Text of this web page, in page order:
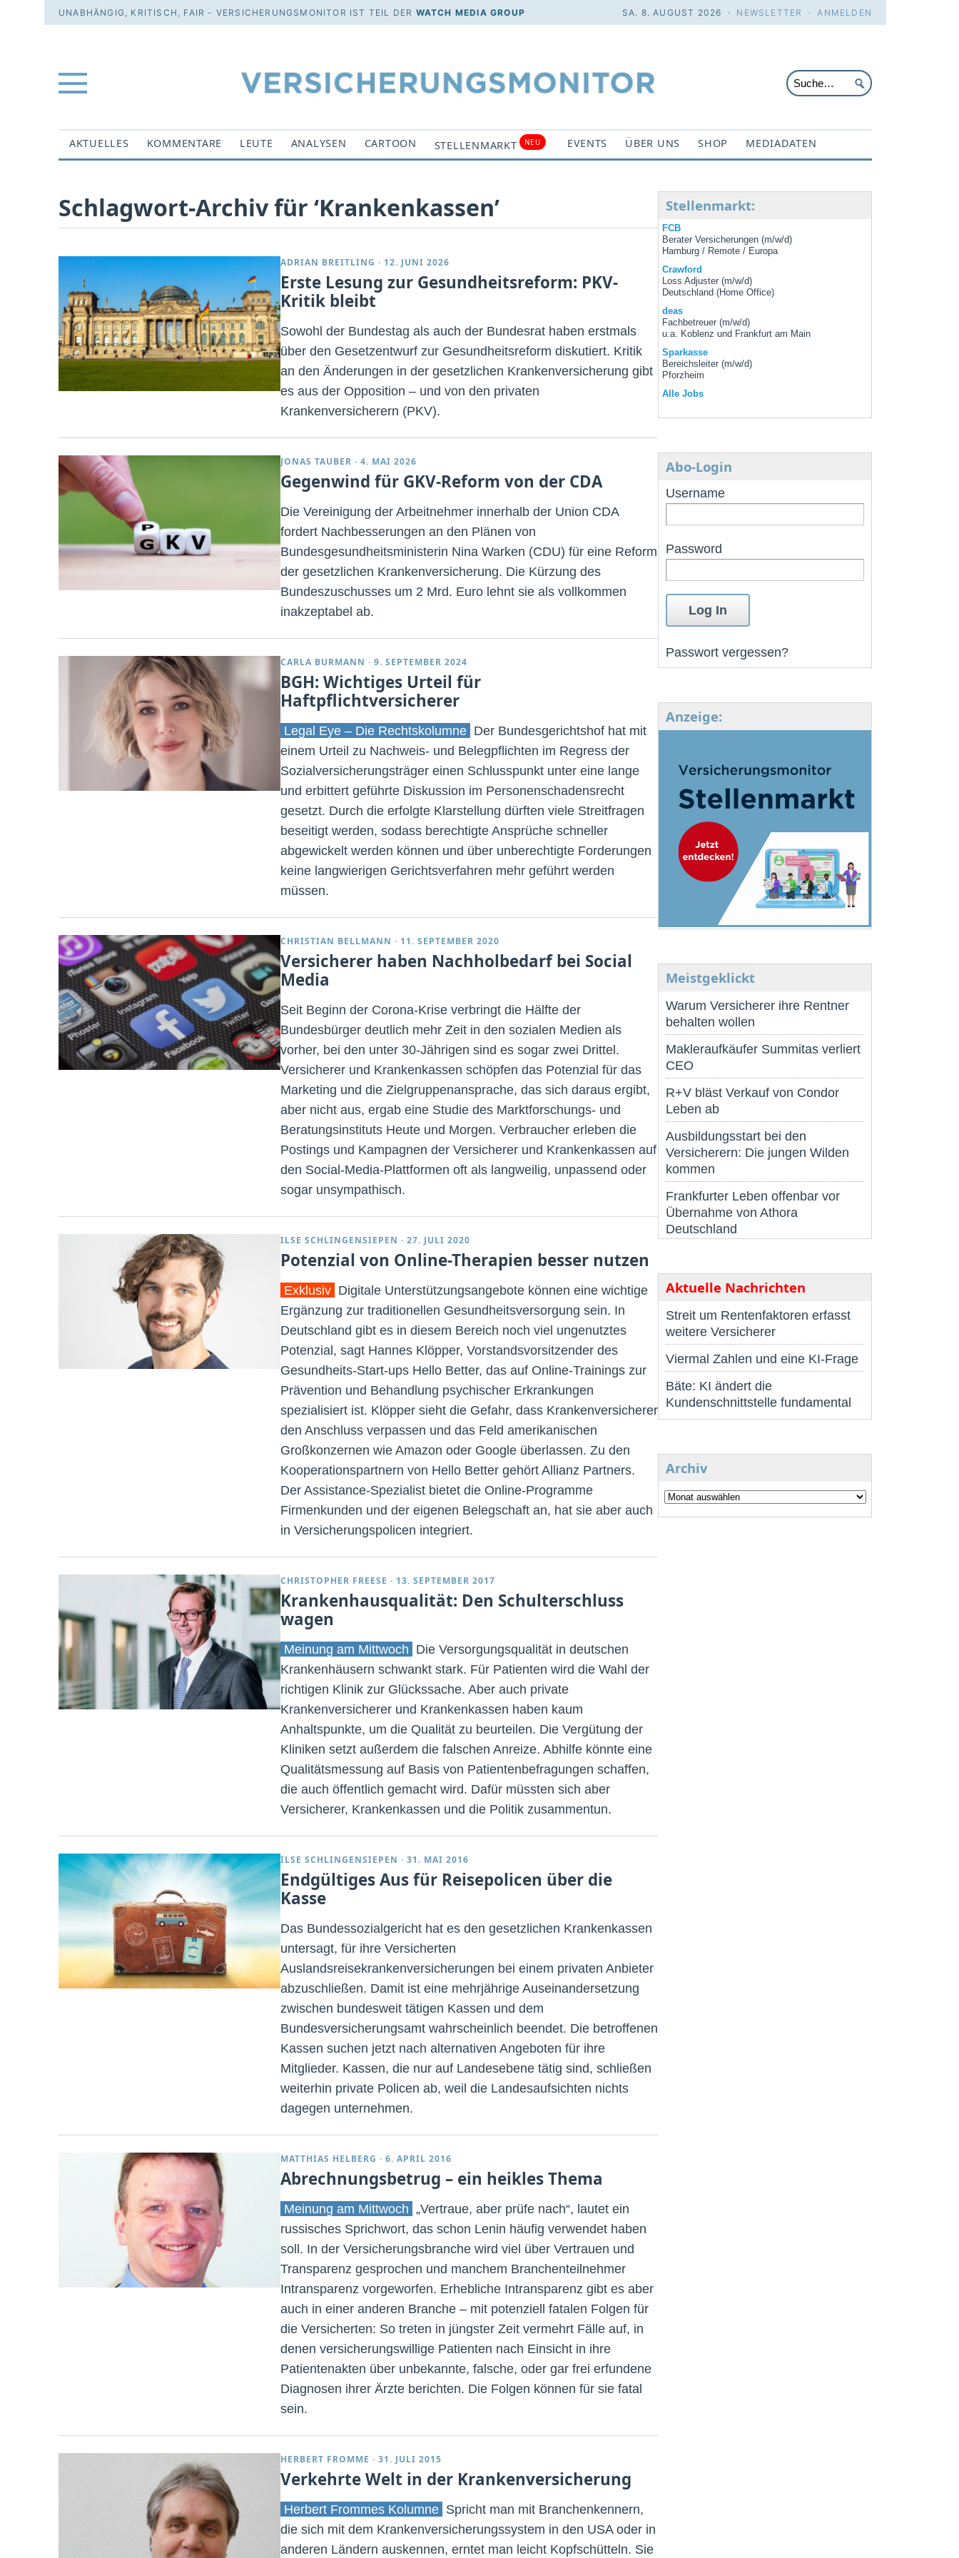
UNABHÄNGIG, KRITISCH, FAIR - VERSICHERUNGSMONITOR IST TEIL DER WATCH MEDIA GROUP SA. 8. AUGUST 2026 · NEWSLETTER ·ANMELDEN
AKTUELLES KOMMENTARE LEUTE ANALYSEN CARTOON STELLENMARKT NEU EVENTS ÜBER UNS SHOP MEDIADATEN
Schlagwort-Archiv für ‘Krankenkassen’
ADRIAN BREITLING · 12. JUNI 2026
Erste Lesung zur Gesundheitsreform: PKV-
Kritik bleibt
Sowohl der Bundestag als auch der Bundesrat haben erstmals
über den Gesetzentwurf zur Gesundheitsreform diskutiert. Kritik
an den Änderungen in der gesetzlichen Krankenversicherung gibt
es aus der Opposition – und von den privaten
Krankenversicherern (PKV).
JONAS TAUBER · 4. MAI 2026
Gegenwind für GKV-Reform von der CDA
Die Vereinigung der Arbeitnehmer innerhalb der Union CDA
fordert Nachbesserungen an den Plänen von
Bundesgesundheitsministerin Nina Warken (CDU) für eine Reform
der gesetzlichen Krankenversicherung. Die Kürzung des
Bundeszuschusses um 2 Mrd. Euro lehnt sie als vollkommen
inakzeptabel ab.
CARLA BURMANN · 9. SEPTEMBER 2024
BGH: Wichtiges Urteil für
Haftpflichtversicherer
Legal Eye – Die Rechtskolumne Der Bundesgerichtshof hat mit
einem Urteil zu Nachweis- und Belegpflichten im Regress der
Sozialversicherungsträger einen Schlusspunkt unter eine lange
und erbittert geführte Diskussion im Personenschadensrecht
gesetzt. Durch die erfolgte Klarstellung dürften viele Streitfragen
beseitigt werden, sodass berechtigte Ansprüche schneller
abgewickelt werden können und über unberechtigte Forderungen
keine langwierigen Gerichtsverfahren mehr geführt werden
müssen.
CHRISTIAN BELLMANN · 11. SEPTEMBER 2020
Versicherer haben Nachholbedarf bei Social
Media
Seit Beginn der Corona-Krise verbringt die Hälfte der
Bundesbürger deutlich mehr Zeit in den sozialen Medien als
vorher, bei den unter 30-Jährigen sind es sogar zwei Drittel.
Versicherer und Krankenkassen schöpfen das Potenzial für das
Marketing und die Zielgruppenansprache, das sich daraus ergibt,
aber nicht aus, ergab eine Studie des Marktforschungs- und
Beratungsinstituts Heute und Morgen. Verbraucher erleben die
Postings und Kampagnen der Versicherer und Krankenkassen auf
den Social-Media-Plattformen oft als langweilig, unpassend oder
sogar unsympathisch.
ILSE SCHLINGENSIEPEN · 27. JULI 2020
Potenzial von Online-Therapien besser nutzen
Exklusiv Digitale Unterstützungsangebote können eine wichtige
Ergänzung zur traditionellen Gesundheitsversorgung sein. In
Deutschland gibt es in diesem Bereich noch viel ungenutztes
Potenzial, sagt Hannes Klöpper, Vorstandsvorsitzender des
Gesundheits-Start-ups Hello Better, das auf Online-Trainings zur
Prävention und Behandlung psychischer Erkrankungen
spezialisiert ist. Klöpper sieht die Gefahr, dass Krankenversicherer
den Anschluss verpassen und das Feld amerikanischen
Großkonzernen wie Amazon oder Google überlassen. Zu den
Kooperationspartnern von Hello Better gehört Allianz Partners.
Der Assistance-Spezialist bietet die Online-Programme
Firmenkunden und der eigenen Belegschaft an, hat sie aber auch
in Versicherungspolicen integriert.
CHRISTOPHER FREESE · 13. SEPTEMBER 2017
Krankenhausqualität: Den Schulterschluss
wagen
Meinung am Mittwoch Die Versorgungsqualität in deutschen
Krankenhäusern schwankt stark. Für Patienten wird die Wahl der
richtigen Klinik zur Glückssache. Aber auch private
Krankenversicherer und Krankenkassen haben kaum
Anhaltspunkte, um die Qualität zu beurteilen. Die Vergütung der
Kliniken setzt außerdem die falschen Anreize. Abhilfe könnte eine
Qualitätsmessung auf Basis von Patientenbefragungen schaffen,
die auch öffentlich gemacht wird. Dafür müssten sich aber
Versicherer, Krankenkassen und die Politik zusammentun.
ILSE SCHLINGENSIEPEN · 31. MAI 2016
Endgültiges Aus für Reisepolicen über die
Kasse
Das Bundessozialgericht hat es den gesetzlichen Krankenkassen
untersagt, für ihre Versicherten
Auslandsreisekrankenversicherungen bei einem privaten Anbieter
abzuschließen. Damit ist eine mehrjährige Auseinandersetzung
zwischen bundesweit tätigen Kassen und dem
Bundesversicherungsamt wahrscheinlich beendet. Die betroffenen
Kassen suchen jetzt nach alternativen Angeboten für ihre
Mitglieder. Kassen, die nur auf Landesebene tätig sind, schließen
weiterhin private Policen ab, weil die Landesaufsichten nichts
dagegen unternehmen.
MATTHIAS HELBERG · 6. APRIL 2016
Abrechnungsbetrug – ein heikles Thema
Meinung am Mittwoch „Vertraue, aber prüfe nach“, lautet ein
russisches Sprichwort, das schon Lenin häufig verwendet haben
soll. In der Versicherungsbranche wird viel über Vertrauen und
Transparenz gesprochen und manchem Branchenteilnehmer
Intransparenz vorgeworfen. Erhebliche Intransparenz gibt es aber
auch in einer anderen Branche – mit potenziell fatalen Folgen für
die Versicherten: So treten in jüngster Zeit vermehrt Fälle auf, in
denen versicherungswillige Patienten nach Einsicht in ihre
Patientenakten über unbekannte, falsche, oder gar frei erfundene
Diagnosen ihrer Ärzte berichten. Die Folgen können für sie fatal
sein.
HERBERT FROMME · 31. JULI 2015
Verkehrte Welt in der Krankenversicherung
Herbert Frommes Kolumne Spricht man mit Branchenkennern,
die sich mit dem Krankenversicherungssystem in den USA oder in
anderen Ländern auskennen, erntet man leicht Kopfschütteln. Sie
Stellenmarkt:
FCB
Berater Versicherungen (m/w/d)
Hamburg / Remote / Europa
Crawford
Loss Adjuster (m/w/d)
Deutschland (Home Office)
deas
Fachbetreuer (m/w/d)
u.a. Koblenz und Frankfurt am Main
Sparkasse
Bereichsleiter (m/w/d)
Pforzheim
Alle Jobs
Abo-Login
Username
Password
Passwort vergessen?
Anzeige:
Meistgeklickt
Warum Versicherer ihre Rentner
behalten wollen
Makleraufkäufer Summitas verliert
CEO
R+V bläst Verkauf von Condor
Leben ab
Ausbildungsstart bei den
Versicherern: Die jungen Wilden
kommen
Frankfurter Leben offenbar vor
Übernahme von Athora
Deutschland
Aktuelle Nachrichten
Streit um Rentenfaktoren erfasst
weitere Versicherer
Viermal Zahlen und eine KI-Frage
Bäte: KI ändert die
Kundenschnittstelle fundamental
Archiv